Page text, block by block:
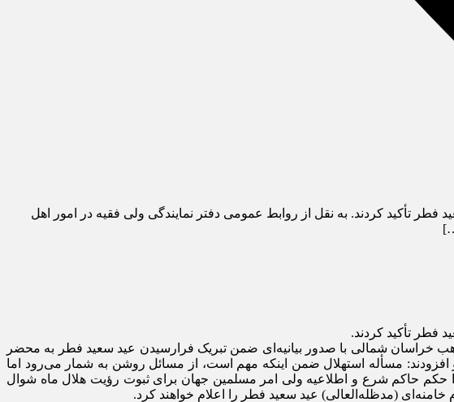
تأکید کردند. به نقل از روابط عمومی دفتر نمایندگی ولی فقیه در امور اهل
فطر تأکید کردند.
خراسان شمالی با صدور بیانیه‌ای ضمن تبریک فرارسیدن عید سعید فطر به محضر
مسأله استهلال ضمن اینکه مهم است، از مسائل روشن به شمار می‌رود اما
حکم حاکم شرع و اطلاعیه ولی امر مسلمین جهان برای ثبوت رؤیت هلال ماه شوال
(مدظله‌العالی) عید سعید فطر را اعلام خواهند کرد.